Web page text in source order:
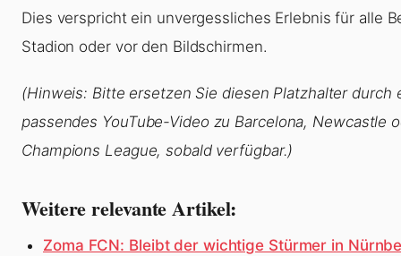
Dies verspricht ein unvergessliches Erlebnis für alle
Stadion oder vor den Bildschirmen.
(Hinweis: Bitte ersetzen Sie diesen Platzhalter durch
passendes YouTube-Video zu Barcelona, Newcastle
Champions League, sobald verfügbar.)
Weitere relevante Artikel:
Zoma FCN: Bleibt der wichtige Stürmer in